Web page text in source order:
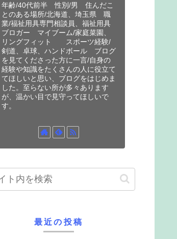
年齢/40代前半 性別/男 住んだこ
とのある場所/北海道、埼玉県 職
業/福祉用具専門相談員、福祉用具
ブロガー マイブーム/家庭菜園、
リングフィット スポーツ経験/
剣道、卓球、ハンドボール ブログ
を見てくださった方に一言/自身の
経験や知識をたくさんの人に役立て
てほしいと思い、ブログをはじめま
した。至らない所が多々あります
が、温かい目で見守ってほしいで
す。
最近の投稿